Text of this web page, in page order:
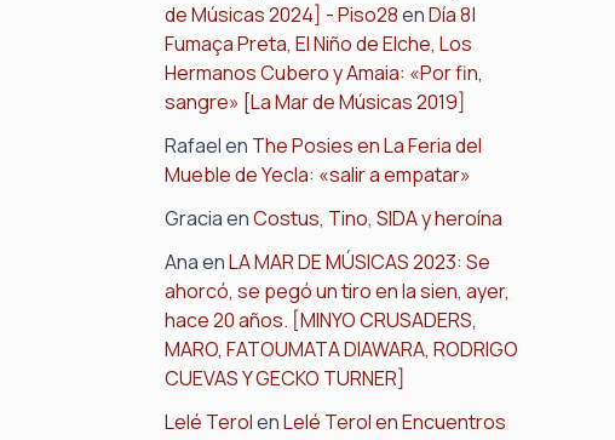
de Músicas 2024] - Piso28enDía 8|
Fumaça Preta, El Niño de Elche, Los
Hermanos Cubero y Amaia: «Por fin,
sangre» [La Mar de Músicas 2019]
Rafaelen The Posies en La Feria del
Mueble de Yecla: «salir a empatar»
GraciaenCostus, Tino, SIDA y heroína
AnaenLA MAR DE MÚSICAS 2023: Se
ahorcó, se pegó un tiro en la sien, ayer,
hace 20 años. [MINYO CRUSADERS,
MARO, FATOUMATA DIAWARA, RODRIGO
CUEVAS Y GECKO TURNER]
Lelé TerolenLelé Terol en Encuentros